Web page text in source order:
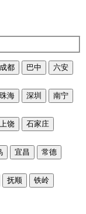
成都 巴中 六安
珠海 深圳 南宁
上饶 石家庄
宜昌 常德
抚顺 铁岭